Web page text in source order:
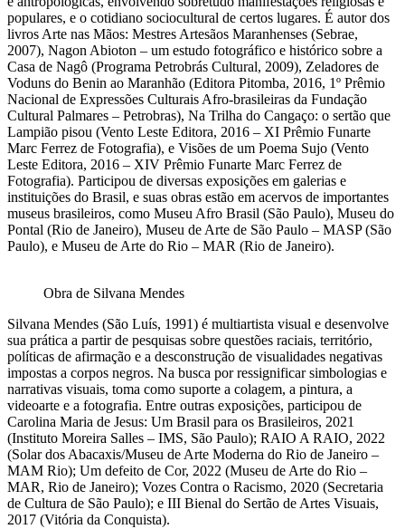
populares, e o cotidiano sociocultural de certos lugares. É autor dos
livros Arte nas Mãos: Mestres Artesãos Maranhenses (Sebrae,
2007), Nagon Abioton – um estudo fotográfico e histórico sobre a
Casa de Nagô (Programa Petrobrás Cultural, 2009), Zeladores de
Voduns do Benin ao Maranhão (Editora Pitomba, 2016, 1º Prêmio
Nacional de Expressões Culturais Afro-brasileiras da Fundação
Cultural Palmares – Petrobras), Na Trilha do Cangaço: o sertão que
Lampião pisou (Vento Leste Editora, 2016 – XI Prêmio Funarte
Marc Ferrez de Fotografia), e Visões de um Poema Sujo (Vento
Leste Editora, 2016 – XIV Prêmio Funarte Marc Ferrez de
Fotografia). Participou de diversas exposições em galerias e
instituições do Brasil, e suas obras estão em acervos de importantes
museus brasileiros, como Museu Afro Brasil (São Paulo), Museu do
Pontal (Rio de Janeiro), Museu de Arte de São Paulo – MASP (São
Paulo), e Museu de Arte do Rio – MAR (Rio de Janeiro).
Obra de Silvana Mendes
Silvana Mendes (São Luís, 1991) é multiartista visual e desenvolve
sua prática a partir de pesquisas sobre questões raciais, território,
políticas de afirmação e a desconstrução de visualidades negativas
impostas a corpos negros. Na busca por ressignificar simbologias e
narrativas visuais, toma como suporte a colagem, a pintura, a
videoarte e a fotografia. Entre outras exposições, participou de
Carolina Maria de Jesus: Um Brasil para os Brasileiros, 2021
(Instituto Moreira Salles – IMS, São Paulo); RAIO A RAIO, 2022
(Solar dos Abacaxis/Museu de Arte Moderna do Rio de Janeiro –
MAM Rio); Um defeito de Cor, 2022 (Museu de Arte do Rio –
MAR, Rio de Janeiro); Vozes Contra o Racismo, 2020 (Secretaria
de Cultura de São Paulo); e III Bienal do Sertão de Artes Visuais,
2017 (Vitória da Conquista).